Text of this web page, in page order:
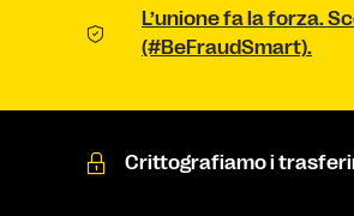
L’unione fa la forza.
(#BeFraudSmart).
Crittografiamo i